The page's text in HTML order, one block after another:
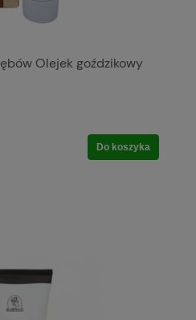
Olejek goździkowy
Do koszyka